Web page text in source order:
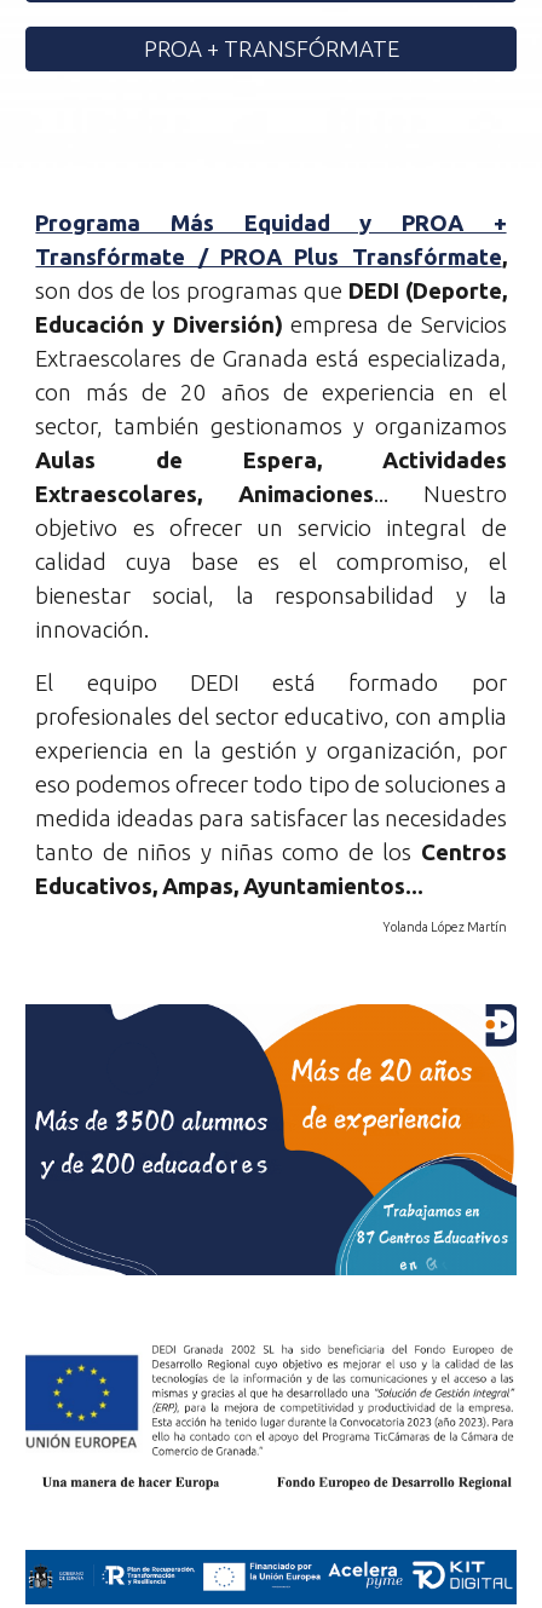
PROA + TRANSFÓRMATE
Programa Más Equidad y PROA +
Transfórmate / PROA Plus Transfórmate,
son dos de los programas que DEDI (Deporte,
Educación y Diversión) empresa de Servicios
Extraescolares de Granada está especializada,
con más de 20 años de experiencia en el
sector, también gestionamos y organizamos
Aulas de Espera, Actividades
Extraescolares, Animaciones... Nuestro
objetivo es ofrecer un servicio integral de
calidad cuya base es el compromiso, el
bienestar social, la responsabilidad y la
innovación.
El equipo DEDI está formado por
profesionales del sector educativo, con amplia
experiencia en la gestión y organización, por
eso podemos ofrecer todo tipo de soluciones a
medida ideadas para satisfacer las necesidades
tanto de niños y niñas como de los Centros
Educativos, Ampas, Ayuntamientos...
Yolanda López Martín